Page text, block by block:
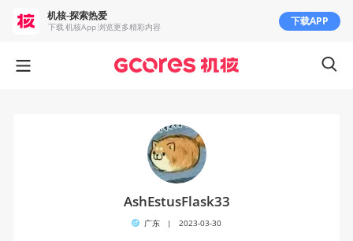
AshEstusFlask33
广东 | 2023-03-30
机核-探索热爱
下载 机核App 浏览更多精彩内容 下载APP